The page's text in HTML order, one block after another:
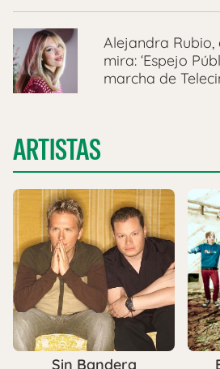
Alejandra Rubio,
mira: ‘Espejo
marcha de
ARTISTAS
Sin Bandera